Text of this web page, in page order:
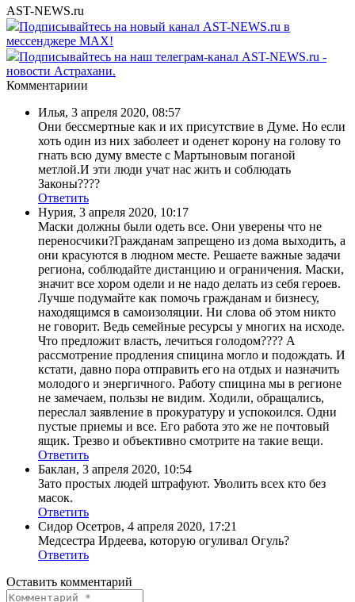
AST-NEWS.ru
Подписывайтесь на новый канал AST-NEWS.ru в
мессенджере MAX!
Подписывайтесь на наш телеграм-канал AST-NEWS.ru -
новости Астрахани.
Комментариии
Илья, 3 апреля 2020, 08:57
Они бессмертные как и их присутствие в Думе. Но если
хоть один из них заболеет и оденет корону на голову то
гнать всю думу вместе с Мартыновым поганой
метлой.И эти люди учат нас жить и соблюдать
Законы????
Ответить
Нурия, 3 апреля 2020, 10:17
Маски должны были одеть все. Они уверены что не
переносчики?Гражданам запрещено из дома выходить, а
они красуются в людном месте. Решаете важные задачи
региона, соблюдайте дистанцию и ограничения. Маски,
значит все хором одели и не надо делать из себя героев.
Лучше подумайте как помочь гражданам и бизнесу,
находящимся в самоизоляции. Ни слова об этом никто
не говорит. Ведь семейные ресурсы у многих на исходе.
Что предложит власть, лечиться голодом???? А
рассмотрение продления спицина могло и подождать. И
кстати, давно пора отправить его на отдых и назначить
молодого и энергичного. Работу спицина мы в регионе
не замечаем, пользы не видим. Ходили, обращались,
переслал заявление в прокуратуру и успокоился. Одни
пустые приемы и все. Его работа это же не почтовый
ящик. Трезво и объективно смотрите на такие вещи.
Ответить
Баклан, 3 апреля 2020, 10:54
Зато простых людей штрафуют. Уволить всех кто без
масок.
Ответить
Сидор Осетров, 4 апреля 2020, 17:21
Медсестра Ирдеева, которую огуливал Огуль?
Ответить
Оставить комментарий